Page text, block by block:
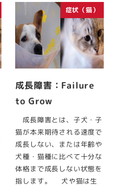
症状（猫）
成長障害：Failure
to Grow
成長障害とは、子犬・子
猫が本来期待される速度で
成長しない、または年齢や
犬種・猫種に比べて十分な
体格まで成長しない状態を
指します。 犬や猫は生